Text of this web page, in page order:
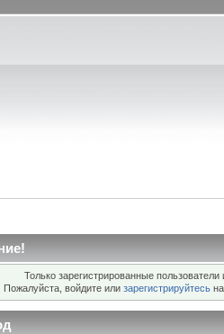
Только зарегистрированные
Пожалуйста, войдите или зарегистрируйтесьна